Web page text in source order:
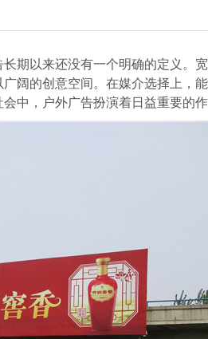
期以来还没有一个明确的定义。
阔的创意空间。在媒介选择上，
中，户外广告扮演着日益重要的作